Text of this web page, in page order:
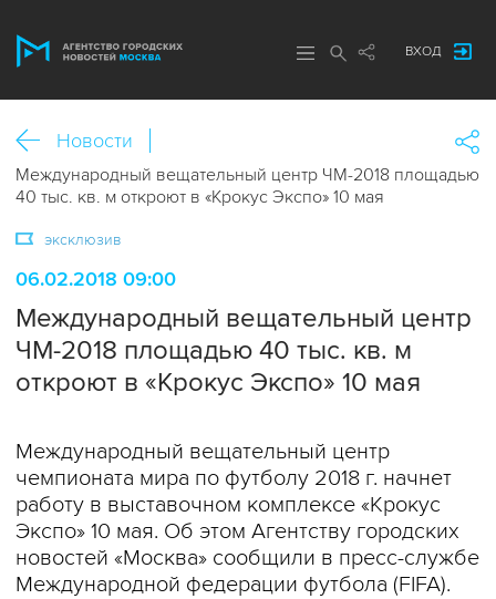
ВХОД
Новости
Международный вещательный центр ЧМ-2018 площадью
40 тыс. кв. м откроют в «Крокус Экспо» 10 мая
эксклюзив
06.02.2018 09:00
Международный вещательный центр
ЧМ-2018 площадью 40 тыс. кв. м
откроют в «Крокус Экспо» 10 мая
Международный вещательный центр
чемпионата мира по футболу 2018 г. начнет
работу в выставочном комплексе «Крокус
Экспо» 10 мая. Об этом Агентству городских
новостей «Москва» сообщили в пресс-службе
Международной федерации футбола (FIFA).